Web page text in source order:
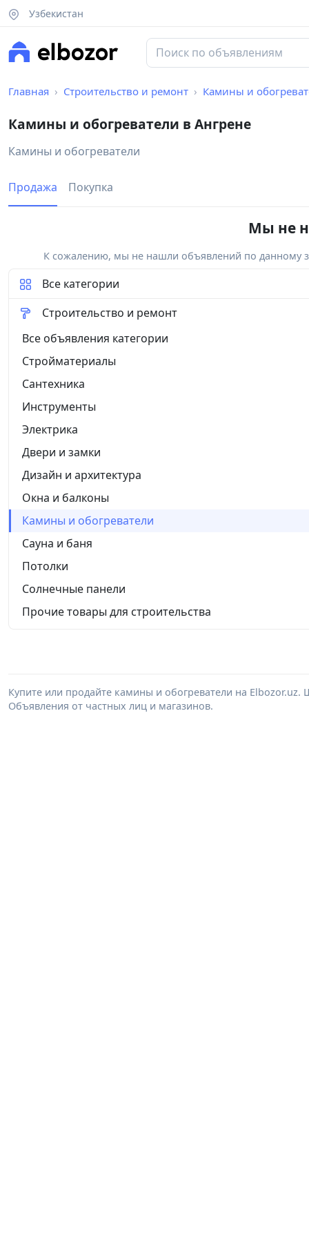
Узбекистан
Главная Строительство и ремонт Камины и
Камины и обогреватели в Ангрене
Камины и обогреватели
Продажа Покупка
Мы не
К сожалению, мы не нашли объявлений по данному
Все категории
Строительство и ремонт
Все объявления категории
Стройматериалы
Сантехника
Инструменты
Электрика
Двери и замки
Дизайн и архитектура
Окна и балконы
Камины и обогреватели
Сауна и баня
Потолки
Солнечные панели
Прочие товары для строительства
Купите или продайте камины и обогреватели на
Объявления от частных лиц и магазинов.